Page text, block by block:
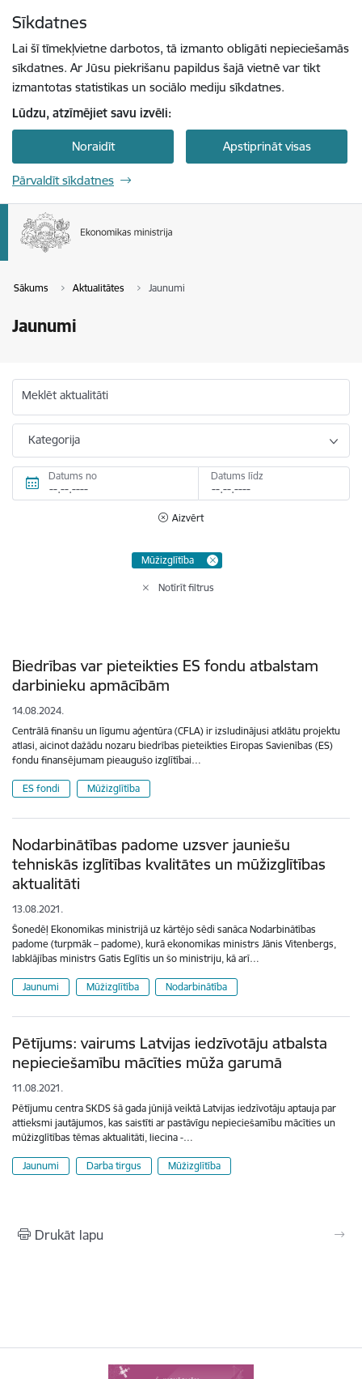
Sīkdatnes
Lai šī tīmekļvietne darbotos, tā izmanto obligāti nepieciešamās
sīkdatnes. Ar Jūsu piekrišanu papildus šajā vietnē var tikt
izmantotas statistikas un sociālo mediju sīkdatnes.
Lūdzu, atzīmējiet savu izvēli:
Noraidīt Apstiprināt visas
Pārvaldīt sīkdatnes
Sākums Aktualitātes Jaunumi
Jaunumi
Meklēt aktualitāti
Kategorija
Datums no Datums līdz
Aizvērt
Mūžizglītība
Notīrīt filtrus
Biedrības var pieteikties ES fondu atbalstam
darbinieku apmācībām
14.08.2024.
Centrālā finanšu un līgumu aģentūra (CFLA) ir izsludinājusi atklātu projektu
atlasi, aicinot dažādu nozaru biedrības pieteikties Eiropas Savienības (ES)
fondu finansējumam pieaugušo izglītībai…
ES fondi Mūžizglītība
Nodarbinātības padome uzsver jauniešu
tehniskās izglītības kvalitātes un mūžizglītības
aktualitāti
13.08.2021.
Šonedēļ Ekonomikas ministrijā uz kārtējo sēdi sanāca Nodarbinātības
padome (turpmāk – padome), kurā ekonomikas ministrs Jānis Vitenbergs,
labklājības ministrs Gatis Eglītis un šo ministriju, kā arī…
Jaunumi Mūžizglītība Nodarbinātība
Pētījums: vairums Latvijas iedzīvotāju atbalsta
nepieciešamību mācīties mūža garumā
11.08.2021.
Pētījumu centra SKDS šā gada jūnijā veiktā Latvijas iedzīvotāju aptauja par
attieksmi jautājumos, kas saistīti ar pastāvīgu nepieciešamību mācīties un
mūžizglītības tēmas aktualitāti, liecina -…
Jaunumi Darba tirgus Mūžizglītība
Drukāt lapu